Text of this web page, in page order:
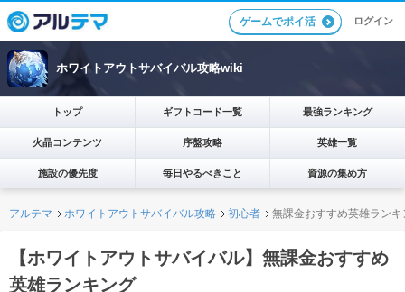
ゲームでポイ活 ログイン
ホワイトアウトサバイバル攻略wiki
トップ ギフトコード一覧 最強ランキング
火晶コンテンツ 序盤攻略 英雄一覧
施設の優先度 毎日やるべきこと 資源の集め方
アルテマ ホワイトアウトサバイバル攻略 初心者 無課金おすすめ英雄ランキ
【ホワイトアウトサバイバル】無課金おすすめ
英雄ランキング